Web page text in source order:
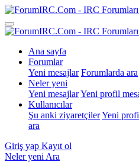
Ana sayfa
Forumlar
Yeni mesajlar Forumlarda ara
Neler yeni
Yeni mesajlarYeni profil
Kullanıcılar
Şu anki ziyaretçilerYeni
ara
Giriş yap Kayıt ol
Neler yeni Ara